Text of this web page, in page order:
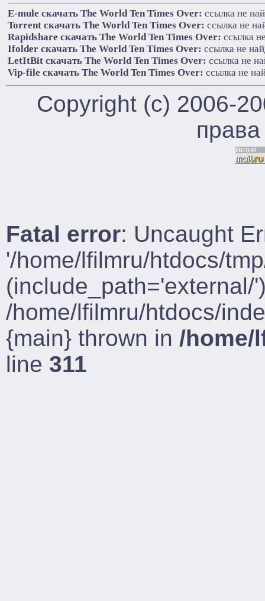
E-mule cкачать The World Ten Times Over: ссылка не
Torrent cкачать The World Ten Times Over: ссылка не
Rapidshare cкачать The World Ten Times Over: ссылка
Ifolder cкачать The World Ten Times Over: ссылка не
LetItBit cкачать The World Ten Times Over: ссылка не
Vip-file cкачать The World Ten Times Over: ссылка не
Copyright (c) 2006-
Fatal error: Uncaught
'/home/lfilmru/htdocs/
(include_path='external/
/home/lfilmru/htdocs/
{main} thrown in /home/
line 311